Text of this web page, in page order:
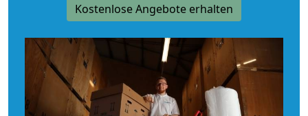
Kostenlose Angebote erhalten